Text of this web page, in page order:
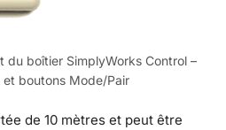
du boîtier SimplyWorks Control –
et boutons Mode/Pair
de 10 mètres et peut être